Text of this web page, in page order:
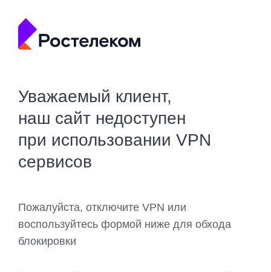
Уважаемый клиент,
наш сайт недоступен
при использовании VPN
сервисов
Пожалуйста, отключите VPN или
воспользуйтесь формой ниже для обхода
блокировки